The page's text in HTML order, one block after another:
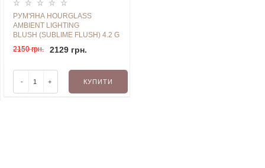
РУМ'ЯНА HOURGLASS
AMBIENT LIGHTING
BLUSH (SUBLIME FLUSH) 4.2 G
2150 грн.
2129 грн.
- + КУПИТИ